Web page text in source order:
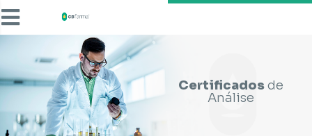
Certificadosde
Análise